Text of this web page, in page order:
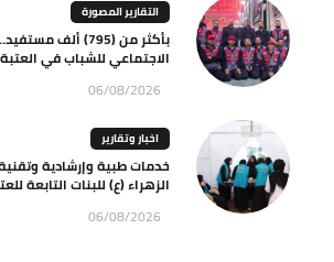
التقارير المصورة
بأكثر من (795)
الاجتماعي للشباب في
06/08/2026
اخبار وتقارير
خدمات طبية وإرشادية
الزهراء (ع) للبنات التابعة
06/08/2026